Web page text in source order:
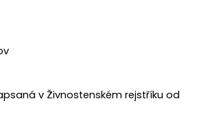
v Živnostenském rejstříku od